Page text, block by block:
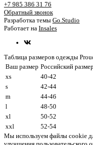
+7 985 386 31 76
Обратный звонок
Разработка темы Go.Studio
Работает на Insales
Таблица размеров одежды
Ваш размер Российский размер
xs
40-42
s
42-44
m
44-46
l
48-50
xl
50-52
xxl
52-54
Мы используем файлы cookie